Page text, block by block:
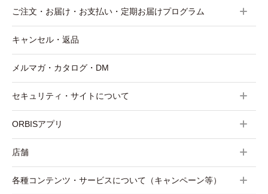
ご注文・お届け・お支払い・定期お届けプログラム
キャンセル・返品
メルマガ・カタログ・DM
セキュリティ・サイトについて
ORBISアプリ
店舗
各種コンテンツ・サービスについて（キャンペーン等）